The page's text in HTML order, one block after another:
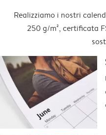
Realizziamo i nostri
250 g/m², certificata